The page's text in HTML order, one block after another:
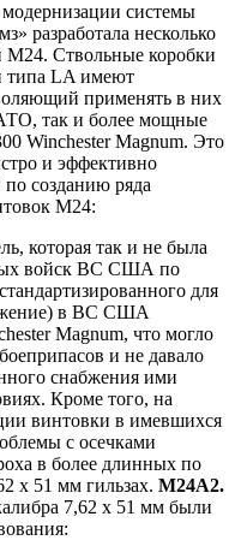
системы
разработала несколько
М24. Ствольные коробки
типа LA имеют
применять в них
так и более мощные
Winchester Magnum. Это
и эффективно
по созданию ряда
М24:
которая так и не была
войск ВС США по
для
в ВС США
Magnum, что могло
и не давало
снабжения ими
Кроме того, на
винтовки в имевшихся
с осечками
в более длинных по
х 51 мм гильзах. М24А2.
7,62 х 51 мм были